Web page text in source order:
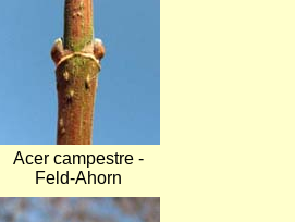
Acer campestre -
Feld-Ahorn
Bild